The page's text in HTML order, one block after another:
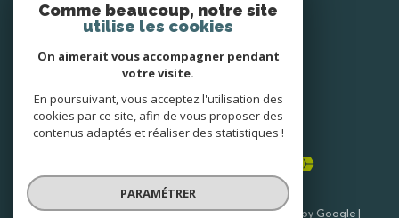
NOUS
suivre
NOUS
adhérons
© 2026 | Tous droits réservés | Traduction powered by Google |
Comme beaucoup, notre site
utilise les cookies
On aimerait vous accompagner pendant
votre visite.
En poursuivant, vous acceptez l'utilisation des
cookies par ce site, afin de vous proposer des
contenus adaptés et réaliser des statistiques !
PARAMÉTRER